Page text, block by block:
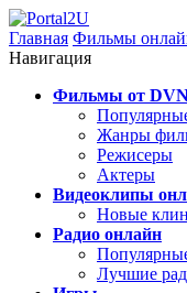
Главная Фильмы
Навигация
Фильмы от
Жанры
Режисеры
Актеры
Видеоклипы
Новые
Радио онлайн
Лучшие